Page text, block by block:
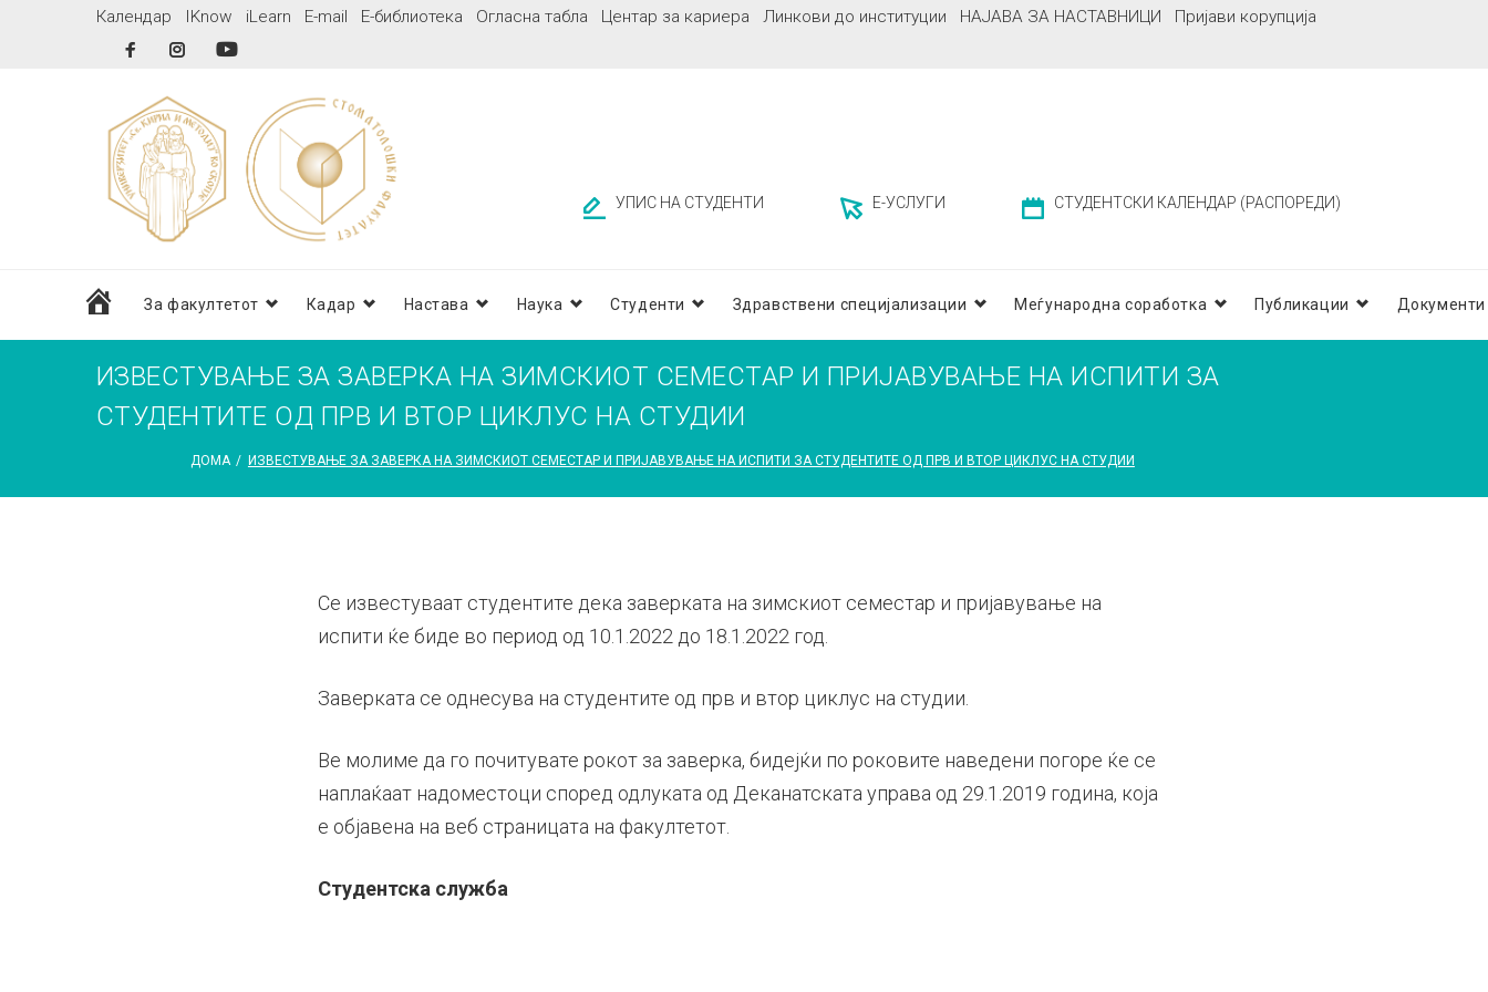
Календар IKnow iLearn E-mail Е-библиотека Огласна табла Центар за кариера Линкови до институции НАЈАВА ЗА НАСТАВНИЦИ Пријави корупција
FacebookInstagram
УПИС НА СТУДЕНТИ Е-УСЛУГИ СТУДЕНТСКИ КАЛЕНДАР (РАСПОРЕДИ)
домаЗа факултетот Кадар Настава Наука Студенти Здравствени специјализации Меѓународна соработка Публикации Документи
ИЗВЕСТУВАЊЕ ЗА ЗАВЕРКА НА ЗИМСКИОТ СЕМЕСТАР И ПРИЈАВУВАЊЕ НА ИСПИТИ ЗА
СТУДЕНТИТЕ ОД ПРВ И ВТОР ЦИКЛУС НА СТУДИИ
ДОМА / ИЗВЕСТУВАЊЕ ЗА ЗАВЕРКА НА ЗИМСКИОТ СЕМЕСТАР И ПРИЈАВУВАЊЕ НА ИСПИТИ ЗА СТУДЕНТИТЕ ОД ПРВ И ВТОР ЦИКЛУС НА СТУДИИ
Се известуваат студентите дека заверката на зимскиот семестар и пријавување на
испити ќе биде во период од 10.1.2022 до 18.1.2022 год.
Заверката се однесува на студентите од прв и втор циклус на студии.
Ве молиме да го почитувате рокот за заверка, бидејќи по роковите наведени погоре ќе се
наплаќаат надоместоци според одлуката од Деканатската управа од 29.1.2019 година, која
е објавена на веб страницата на факултетот.
Студентска служба